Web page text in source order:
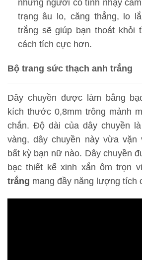
những người có tính nhạy
trạng âu lo, căng thẳng, lo
trắng sẽ giúp bạn thoát khỏi
cách tích cực hơn.
Bộ trang sức thạch anh trắng
Dây chuyền được làm bằng
kích thước 0,8mm trông mảnh
chắn. Độ dài của dây chuyền
vàng, dây chuyền này vừa vặn
bất kỳ bạn nữ nào. Dây chuyền
bạc thiết kế xinh xắn ôm trọn
trắng mang đầy năng lượng tích